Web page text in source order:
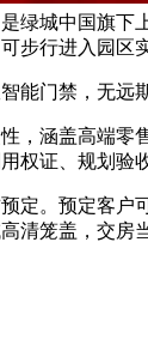
绿城中国旗
步行进入园
门禁，无远期
涵盖高端零售
权证、规划验
。预定客户可
清笼盖，交